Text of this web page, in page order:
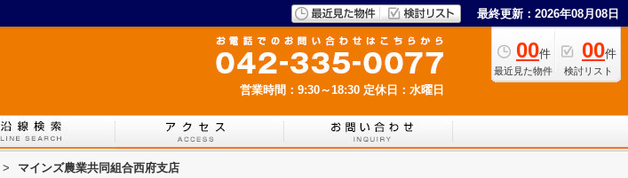
最終更新：2026年08月08日
00件
最近見た物件
00件
検討リスト
営業時間：9:30～18:30 定休日：水曜日
> マインズ農業共同組合西府支店